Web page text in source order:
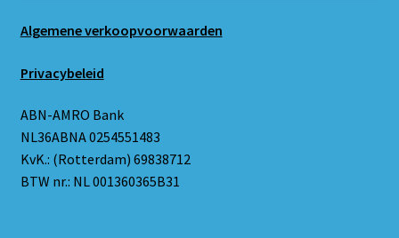
Algemene verkoopvoorwaarden
Privacybeleid
ABN-AMRO Bank
NL36ABNA 0254551483
KvK.: (Rotterdam) 69838712
BTW nr.: NL 001360365B31